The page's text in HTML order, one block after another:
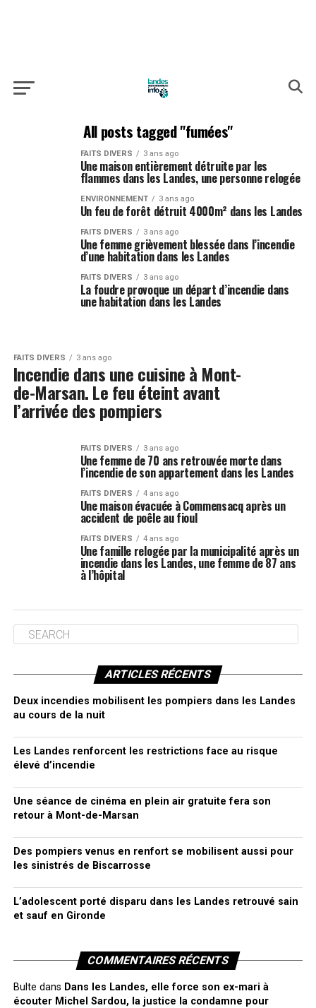
All posts tagged "fumées"
FAITS DIVERS 3 ans ago
Une maison entièrement détruite par les
flammes dans les Landes, une personne relogée
ENVIRONNEMENT 3 ans ago
Un feu de forêt détruit 4000m² dans les Landes
FAITS DIVERS 3 ans ago
Une femme grièvement blessée dans l’incendie
d’une habitation dans les Landes
FAITS DIVERS 3 ans ago
La foudre provoque un départ d’incendie dans
une habitation dans les Landes
FAITS DIVERS 3 ans ago
Incendie dans une cuisine à Mont-
de-Marsan. Le feu éteint avant
l’arrivée des pompiers
FAITS DIVERS 3 ans ago
Une femme de 70 ans retrouvée morte dans
l’incendie de son appartement dans les Landes
FAITS DIVERS 4 ans ago
Une maison évacuée à Commensacq après un
accident de poêle au fioul
FAITS DIVERS 4 ans ago
Une famille relogée par la municipalité après un
incendie dans les Landes, une femme de 87 ans
à l’hôpital
ARTICLES RÉCENTS
Deux incendies mobilisent les pompiers dans les Landes
au cours de la nuit
Les Landes renforcent les restrictions face au risque
élevé d’incendie
Une séance de cinéma en plein air gratuite fera son
retour à Mont-de-Marsan
Des pompiers venus en renfort se mobilisent aussi pour
les sinistrés de Biscarrosse
L’adolescent porté disparu dans les Landes retrouvé sain
et sauf en Gironde
COMMENTAIRES RÉCENTS
Bulte dans Dans les Landes, elle force son ex-mari à
écouter Michel Sardou, la justice la condamne pour